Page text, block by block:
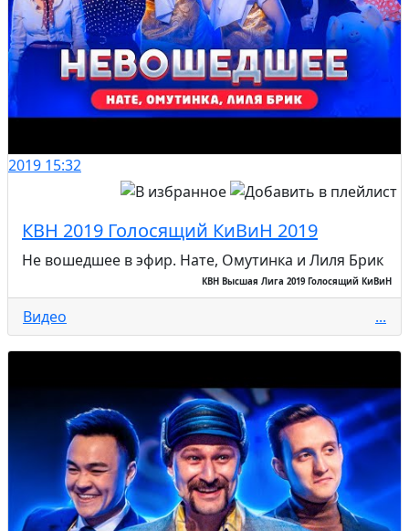
2019 15:32
КВН 2019 Голосящий КиВиН 2019
Не вошедшее в эфир. Нате, Омутинка и Лиля Брик
КВН Высшая Лига 2019 Голосящий КиВиН
Видео ...